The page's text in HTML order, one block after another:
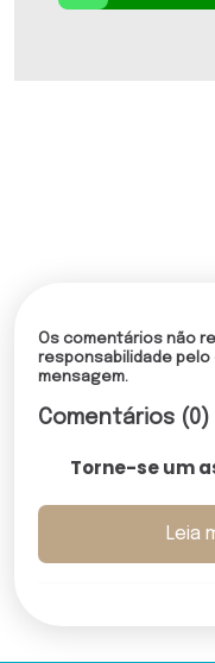
Os comentários não
responsabilidade
mensagem.
Comentários (0)
Torne-se um
Leia